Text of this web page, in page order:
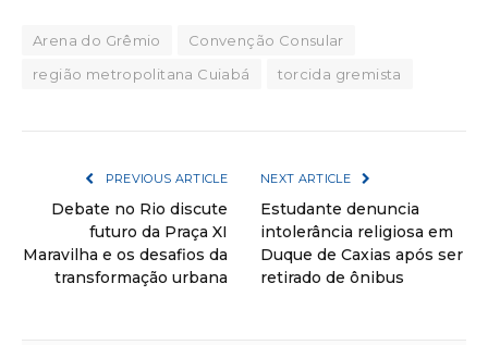
Arena do Grêmio
Convenção Consular
região metropolitana Cuiabá
torcida gremista
PREVIOUS ARTICLE
Debate no Rio discute
futuro da Praça XI
Maravilha e os desafios da
transformação urbana
NEXT ARTICLE
Estudante denuncia
intolerância religiosa em
Duque de Caxias após ser
retirado de ônibus